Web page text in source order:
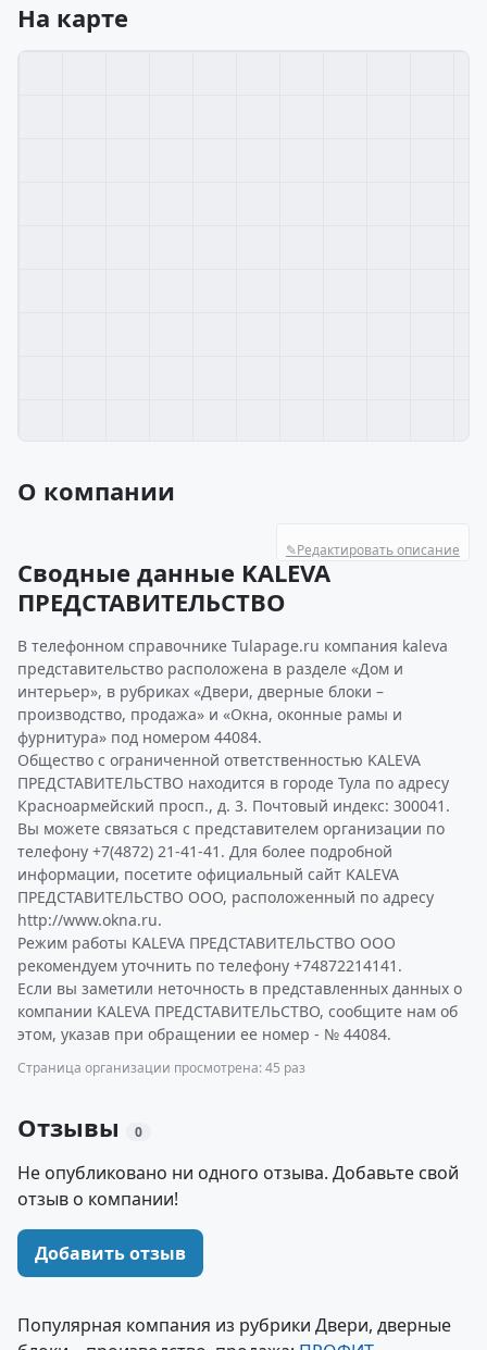
На карте
О компании
✎Редактировать описание
Сводные данные KALEVA
ПРЕДСТАВИТЕЛЬСТВО
В телефонном справочнике Tulapage.ru компания kaleva
представительство расположена в разделе «Дом и
интерьер», в рубриках «Двери, дверные блоки –
производство, продажа» и «Окна, оконные рамы и
фурнитура» под номером 44084.
Общество с ограниченной ответственностью KALEVA
ПРЕДСТАВИТЕЛЬСТВО находится в городе Тула по адресу
Красноармейский просп., д. 3. Почтовый индекс: 300041.
Вы можете связаться с представителем организации по
телефону +7(4872) 21-41-41. Для более подробной
информации, посетите официальный сайт KALEVA
ПРЕДСТАВИТЕЛЬСТВО ООО, расположенный по адресу
http://www.okna.ru.
Режим работы KALEVA ПРЕДСТАВИТЕЛЬСТВО ООО
рекомендуем уточнить по телефону +74872214141.
Если вы заметили неточность в представленных данных о
компании KALEVA ПРЕДСТАВИТЕЛЬСТВО, сообщите нам об
этом, указав при обращении ее номер - № 44084.
Страница организации просмотрена: 45 раз
Отзывы 0
Не опубликовано ни одного отзыва. Добавьте свой
отзыв о компании!
Добавить отзыв
Популярная компания из рубрики Двери, дверные